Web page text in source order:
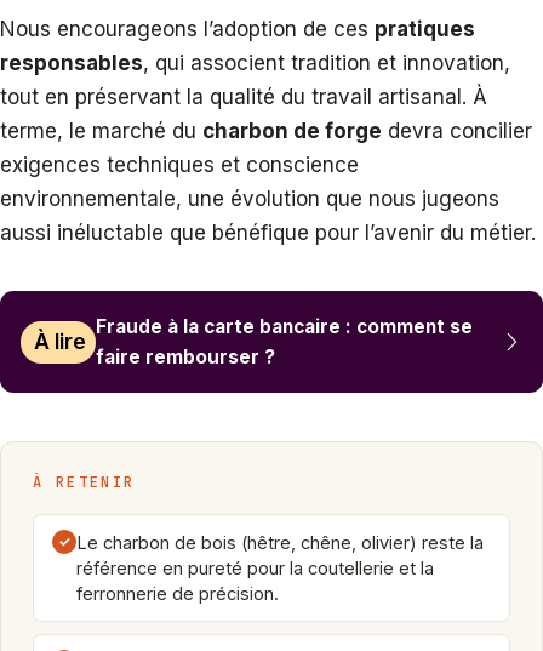
Nous encourageons l’adoption de ces pratiques
responsables, qui associent tradition et innovation,
tout en préservant la qualité du travail artisanal. À
terme, le marché du charbon de forge devra concilier
exigences techniques et conscience
environnementale, une évolution que nous jugeons
aussi inéluctable que bénéfique pour l’avenir du métier.
À lire
Fraude à la carte bancaire : comment se
faire rembourser ?
À RETENIR
✓ Le charbon de bois (hêtre, chêne, olivier) reste la
référence en pureté pour la coutellerie et la
ferronnerie de précision.